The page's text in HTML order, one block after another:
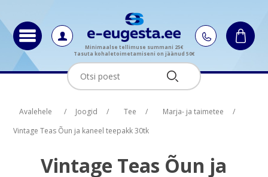
Minimaalse tellimuse summani 25€
Tasuta kohaletoimetamiseni on jäänud 50€
Avalehele / Joogid / Tee / Marja- ja taimetee
/
Vintage Teas Õun ja kaneel teepakk 30tk
Vintage Teas Õun ja